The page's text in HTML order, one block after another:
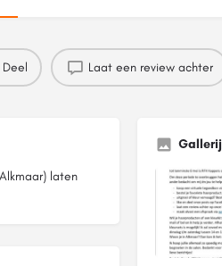
Deel Laat een review achter
laten
Gallerij